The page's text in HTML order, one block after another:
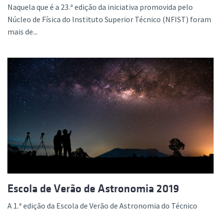
Naquela que é a 23.ª edição da iniciativa promovida pelo
Núcleo de Física do Instituto Superior Técnico (NFIST) foram
mais de...
Escola de Verão de Astronomia 2019
A 1.ª edição da Escola de Verão de Astronomia do Técnico